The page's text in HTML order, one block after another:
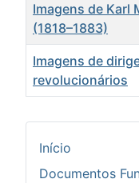
Imagens de Karl
(1818–1883)
Imagens de
revolucionários
Início
Documentos